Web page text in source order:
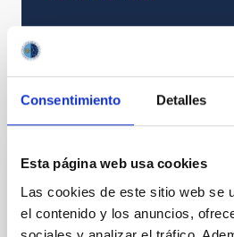
Consentimiento Detalles
Esta página web usa cookies
Las cookies de este sitio web se
el contenido y los anuncios,
Otras noticias
El IAC abre las puertas